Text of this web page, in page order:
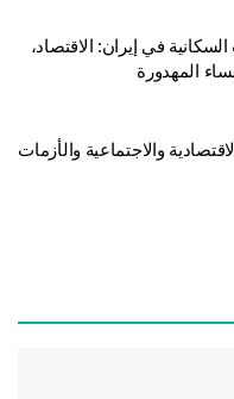
في إيران: الاقتصاد،
المهدورة
والاجتماعية والأزمات